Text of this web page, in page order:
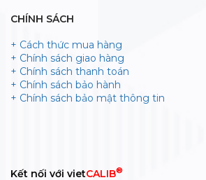
CHÍNH SÁCH
+ Cách thức mua hàng
+ Chính sách giao hàng
+ Chính sách thanh toán
+ Chính sách bảo hành
+ Chính sách bảo mật thông tin
Kết nối với vietCALIB®